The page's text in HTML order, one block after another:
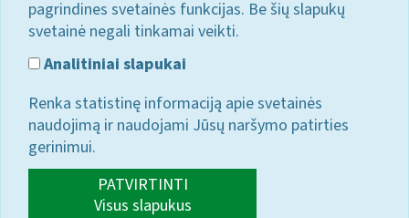
pagrindines svetainės funkcijas. Be šių slapukų
svetainė negali tinkamai veikti.
Analitiniai slapukai
Renka statistinę informaciją apie svetainės
naudojimą ir naudojami Jūsų naršymo patirties
gerinimui.
PATVIRTINTI
Visus slapukus